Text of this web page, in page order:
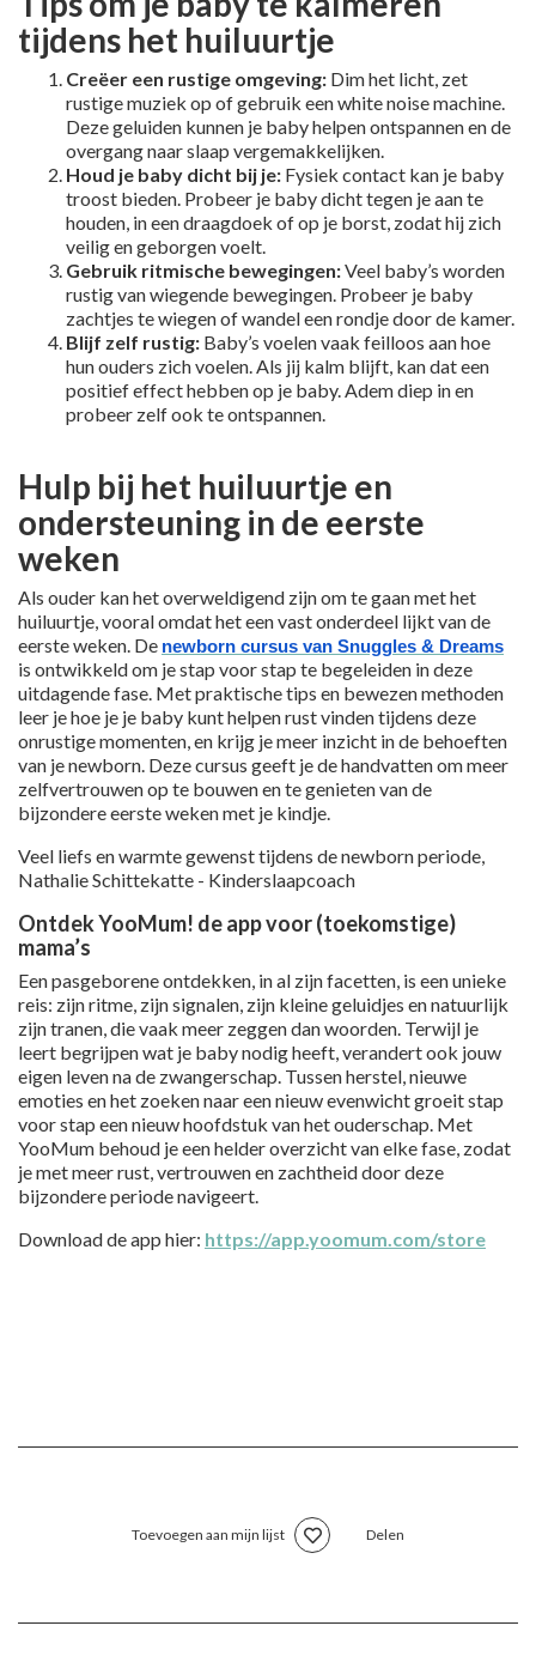
tijdens het huiluurtje
Creëer een rustige omgeving: Dim het licht, zet
rustige muziek op of gebruik een white noise machine.
Deze geluiden kunnen je baby helpen ontspannen en de
overgang naar slaap vergemakkelijken.
Houd je baby dicht bij je: Fysiek contact kan je baby
troost bieden. Probeer je baby dicht tegen je aan te
houden, in een draagdoek of op je borst, zodat hij zich
veilig en geborgen voelt.
Gebruik ritmische bewegingen:Veel baby’s worden
rustig van wiegende bewegingen. Probeer je baby
zachtjes te wiegen of wandel een rondje door de kamer.
Blijf zelf rustig: Baby’s voelen vaak feilloos aan hoe
hun ouders zich voelen. Als jij kalm blijft, kan dat een
positief effect hebben op je baby. Adem diep in en
probeer zelf ook te ontspannen.
Hulp bij het huiluurtje en
ondersteuning in de eerste
weken
Als ouder kan het overweldigend zijn om te gaan met het
huiluurtje, vooral omdat het een vast onderdeel lijkt van de
eerste weken. De newborn cursus van Snuggles & Dreams
is ontwikkeld om je stap voor stap te begeleiden in deze
uitdagende fase. Met praktische tips en bewezen methoden
leer je hoe je je baby kunt helpen rust vinden tijdens deze
onrustige momenten, en krijg je meer inzicht in de behoeften
van je newborn. Deze cursus geeft je de handvatten om meer
zelfvertrouwen op te bouwen en te genieten van de
bijzondere eerste weken met je kindje.
Veel liefs en warmte gewenst tijdens de newborn periode,
Nathalie Schittekatte - Kinderslaapcoach
Ontdek YooMum! de app voor (toekomstige)
mama’s
Een pasgeborene ontdekken, in al zijn facetten, is een unieke
reis: zijn ritme, zijn signalen, zijn kleine geluidjes en natuurlijk
zijn tranen, die vaak meer zeggen dan woorden. Terwijl je
leert begrijpen wat je baby nodig heeft, verandert ook jouw
eigen leven na de zwangerschap. Tussen herstel, nieuwe
emoties en het zoeken naar een nieuw evenwicht groeit stap
voor stap een nieuw hoofdstuk van het ouderschap. Met
YooMum behoud je een helder overzicht van elke fase, zodat
je met meer rust, vertrouwen en zachtheid door deze
bijzondere periode navigeert.
Download de app hier: https://app.yoomum.com/store
Toevoegen aan mijn lijst Delen